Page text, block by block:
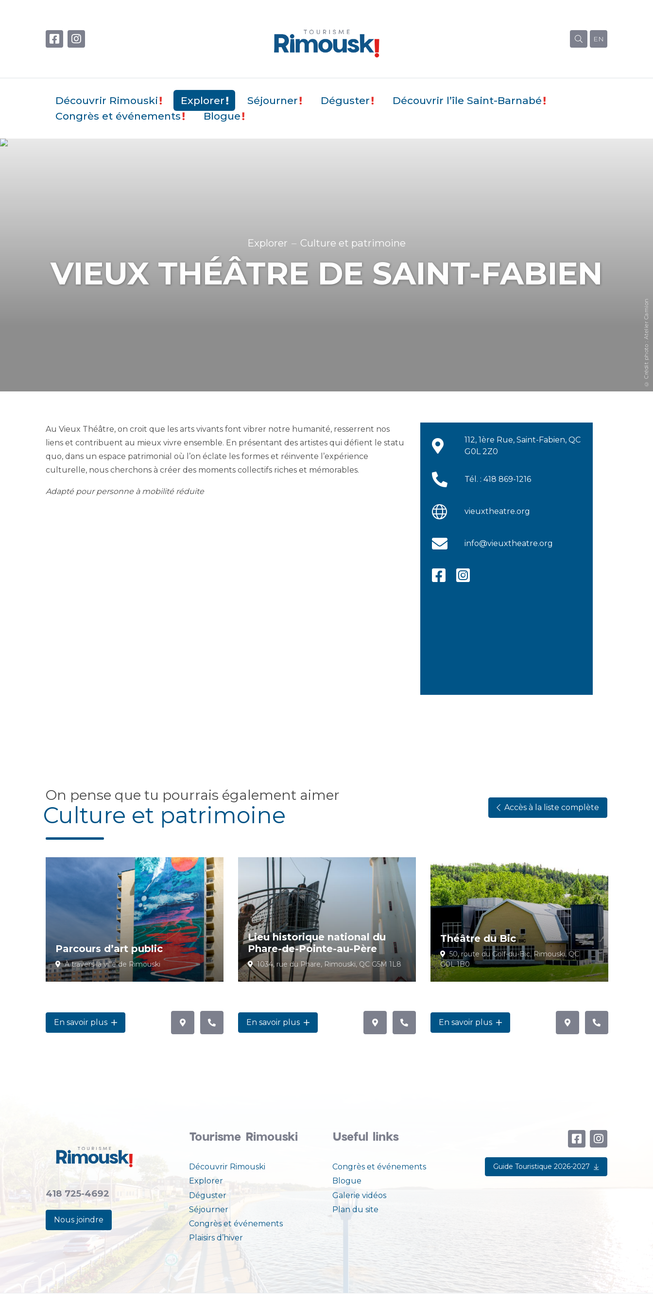
EN
Découvrir Rimouski Explorer Séjourner Déguster
Découvrir l’île Saint-Barnabé
Congrès et événements
Blogue
Explorer Culture et patrimoine
VIEUX THÉÂTRE DE SAINT-FABIEN
© Crédit photo : Atelier Camion
Au Vieux Théâtre, on croit que les arts vivants font vibrer notre humanité, resserrent nos
liens et contribuent au mieux vivre ensemble. En présentant des artistes qui défient le statu
quo, dans un espace patrimonial où l’on éclate les formes et réinvente l’expérience
culturelle, nous cherchons à créer des moments collectifs riches et mémorables.
Adapté pour personne à mobilité réduite
112, 1ère Rue, Saint-Fabien, QC
G0L 2Z0
Tél. : 418 869-1216
vieuxtheatre.org
info@vieuxtheatre.org
On pense que tu pourrais également aimer
Culture et patrimoine Accès à la liste complète
Parcours d’art public
À travers la ville de Rimouski
En savoir plus
Lieu historique national du
Phare-de-Pointe-au-Père
1034, rue du Phare, Rimouski, QC G5M 1L8
En savoir plus
Théâtre du Bic
50, route du Golf-du-Bic, Rimouski, QC
G0L 1B0
En savoir plus
418 725-4692
Nous joindre
Tourisme Rimouski
Découvrir Rimouski
Explorer
Déguster
Séjourner
Congrès et événements
Plaisirs d’hiver
Useful links
Congrès et événements
Blogue
Galerie vidéos
Plan du site
Guide Touristique 2026-2027